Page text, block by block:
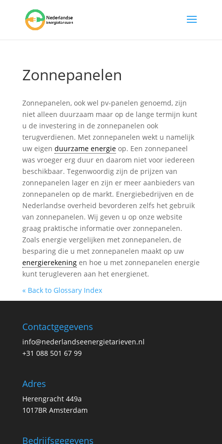
Zonnepanelen
Zonnepanelen, ook wel pv-panelen genoemd, zijn
niet alleen duurzaam maar op de lange termijn kunt
u de investering in de zonnepanelen ook
terugverdienen. Met zonnepanelen wekt u namelijk
uw eigen duurzame energieop. Een zonnepaneel
was vroeger erg duur en daarom niet voor iedereen
beschikbaar. Tegenwoordig zijn de prijzen van
zonnepanelen lager en zijn er meer aanbieders van
zonnepanelen op de markt. Energiebedrijven en de
Nederlandse overheid bevorderen zelfs het gebruik
van zonnepanelen. Wij geven u op onze website
graag praktische informatie over zonnepanelen.
Zoals energie vergelijken met zonnepanelen, de
besparing die u met zonnepanelen maakt op uw
energierekeningen hoe u met zonnepanelen energie
kunt terugleveren aan het energienet.
« Back to Glossary Index
Contactgegevens
info@nederlandseenergietarieven.nl
+31 088 501 67 99
Adres
Herengracht 449a
1017BR Amsterdam
Bedrijfsgegevens